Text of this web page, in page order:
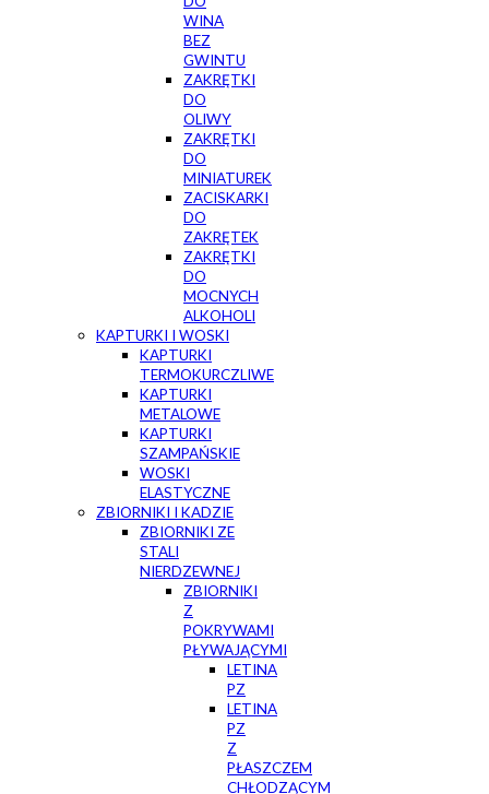
WINA
BEZ
GWINTU
ZAKRĘTKI
DO
OLIWY
ZAKRĘTKI
DO
MINIATUREK
ZACISKARKI
DO
ZAKRĘTEK
ZAKRĘTKI
DO
MOCNYCH
ALKOHOLI
KAPTURKI I WOSKI
KAPTURKI
TERMOKURCZLIWE
KAPTURKI
METALOWE
KAPTURKI
SZAMPAŃSKIE
WOSKI
ELASTYCZNE
ZBIORNIKI I KADZIE
ZBIORNIKI ZE
STALI
NIERDZEWNEJ
ZBIORNIKI
Z
POKRYWAMI
PŁYWAJĄCYMI
LETINA
PZ
LETINA
PZ
Z
PŁASZCZEM
CHŁODZĄCYM